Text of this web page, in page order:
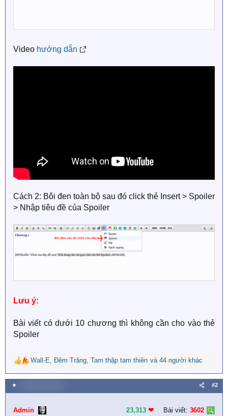
Video hướng dẫn
Cách 2: Bôi đen toàn bộ sau đó click thẻ Insert > Spoiler
> Nhập tiêu đề của Spoiler
Lưu ý:
Bài viết có dưới 10 chương thì không cần cho vào thẻ
Spoiler
R
e
a
c
i
Wall-E, Đêm Trăng, Tam thập tam thiên và 44 người khác
★ #2
Admin 23,313 ❤︎ Bài viết: 3602